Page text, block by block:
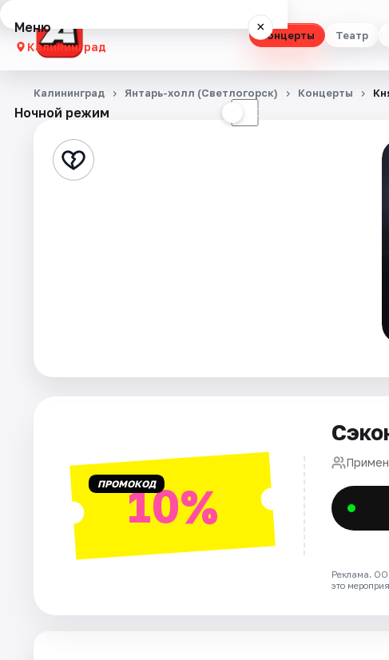
Концерты Театр
Меню ×
Калининград
Концерты
Стендап
Рейтинги
Ночной режим ☾
Калининград Янтарь-холл (Светлогорск) Концерты
ПРОМОКОД10%
Реклама.
это